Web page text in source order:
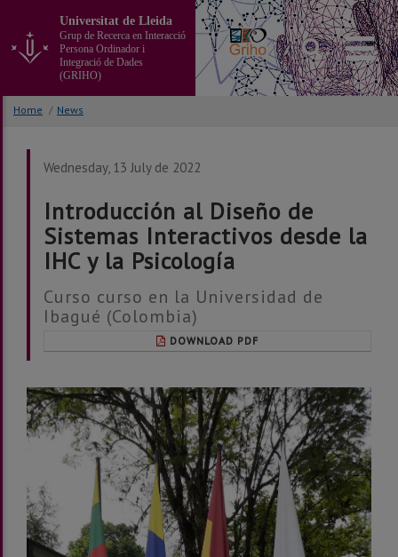
the
main
of
the
Universitat de Lleida
Grup de Recerca en Interacció
Persona Ordinador i
Integració de Dades
(GRIHO)
Home / News
Wednesday, 13 July de 2022
Introducción al Diseño de
Sistemas Interactivos desde la
IHC y la Psicología
Curso curso en la Universidad de
Ibagué (Colombia)
DOWNLOAD PDF